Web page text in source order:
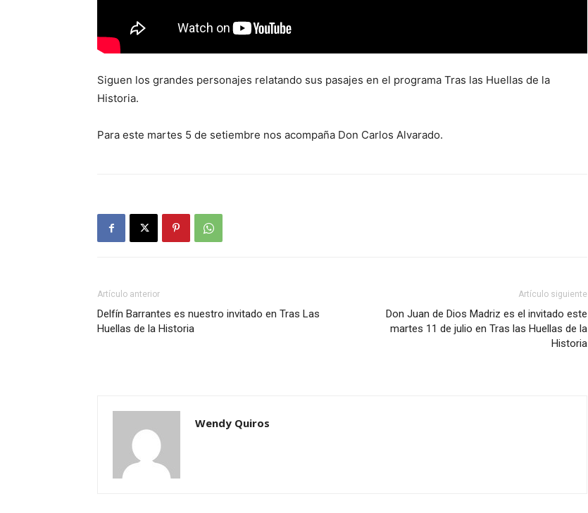
Siguen los grandes personajes relatando sus pasajes en el programa Tras las Huellas de la
Historia.
Para este martes 5 de setiembre nos acompaña Don Carlos Alvarado.
Artículo anterior
Delfín Barrantes es nuestro invitado en Tras Las
Huellas de la Historia
Artículo siguiente
Don Juan de Dios Madriz es el invitado este
martes 11 de julio en Tras las Huellas de la
Historia
Wendy Quiros